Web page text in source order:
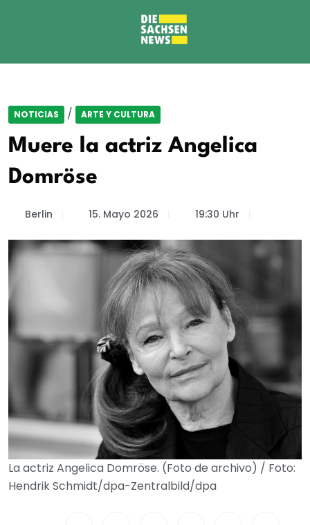
NOTICIAS / ARTE Y CULTURA
Muere la actriz Angelica
Domröse
Berlin 15. Mayo 2026 19:30 Uhr
La actriz Angelica Domröse. (Foto de archivo) / Foto:
Hendrik Schmidt/dpa-Zentralbild/dpa